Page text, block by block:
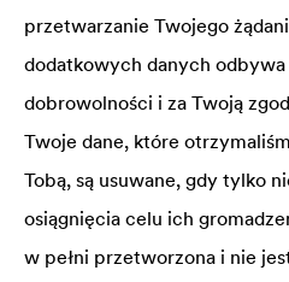
przetwarzanie Twojego
dodatkowych danych odbywa
dobrowolności i za Twoją
Twoje dane, które
Tobą, są usuwane, gdy tylko
osiągnięcia celu ich
w pełni przetworzona i nie